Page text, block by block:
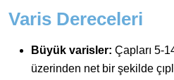
Varis Dereceleri
Büyük varisler: Çapları 5-
üzerinden net bir şekilde